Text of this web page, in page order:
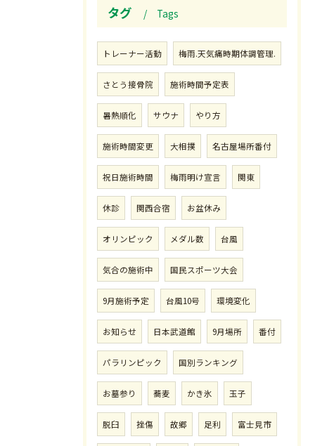
タグ Tags
トレーナー活動 梅雨.天気痛時期体調管理.
さとう接骨院 施術時間予定表
暑熱順化 サウナ やり方
施術時間変更 大相撲 名古屋場所番付
祝日施術時間 梅雨明け宣言 関東
休診 関西合宿 お盆休み
オリンピック メダル数 台風
気合の施術中 国民スポーツ大会
9月施術予定 台風10号 環境変化
お知らせ 日本武道館 9月場所 番付
パラリンピック 国別ランキング
お墓参り 蕎麦 かき氷 玉子
脱臼 挫傷 故郷 足利 富士見市